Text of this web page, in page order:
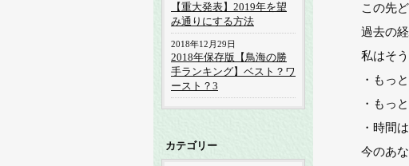
この先
過去の
私はそ
・もっ
・もっ
・時間
今のあ
【重大発表】2019年を望
み通りにする方法
2018年12月29日
2018年保存版【鳥海の勝
手ランキング】ベスト？ワ
ースト？3
カテゴリー